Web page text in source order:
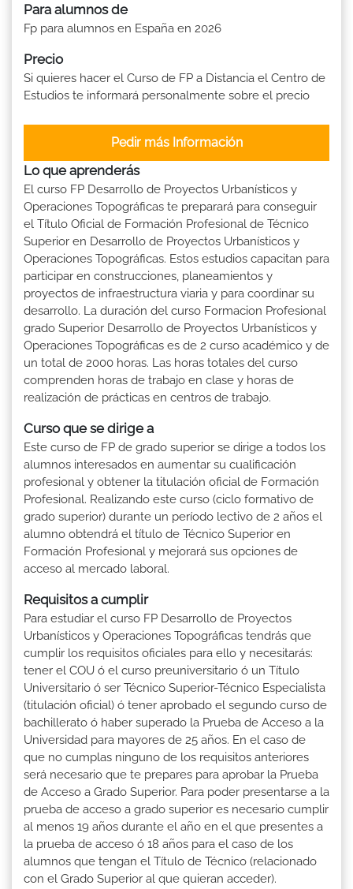
Para alumnos de
Fp para alumnos en España en 2026
Precio
Si quieres hacer el Curso de FP a Distancia el Centro de
Estudios te informará personalmente sobre el precio
Pedir más Información
Lo que aprenderás
El curso FP Desarrollo de Proyectos Urbanísticos y
Operaciones Topográficas te preparará para conseguir
el Título Oficial de Formación Profesional de Técnico
Superior en Desarrollo de Proyectos Urbanísticos y
Operaciones Topográficas. Estos estudios capacitan para
participar en construcciones, planeamientos y
proyectos de infraestructura viaria y para coordinar su
desarrollo. La duración del curso Formacion Profesional
grado Superior Desarrollo de Proyectos Urbanísticos y
Operaciones Topográficas es de 2 curso académico y de
un total de 2000 horas. Las horas totales del curso
comprenden horas de trabajo en clase y horas de
realización de prácticas en centros de trabajo.
Curso que se dirige a
Este curso de FP de grado superior se dirige a todos los
alumnos interesados en aumentar su cualificación
profesional y obtener la titulación oficial de Formación
Profesional. Realizando este curso (ciclo formativo de
grado superior) durante un período lectivo de 2 años el
alumno obtendrá el título de Técnico Superior en
Formación Profesional y mejorará sus opciones de
acceso al mercado laboral.
Requisitos a cumplir
Para estudiar el curso FP Desarrollo de Proyectos
Urbanísticos y Operaciones Topográficas tendrás que
cumplir los requisitos oficiales para ello y necesitarás:
tener el COU ó el curso preuniversitario ó un Título
Universitario ó ser Técnico Superior-Técnico Especialista
(titulación oficial) ó tener aprobado el segundo curso de
bachillerato ó haber superado la Prueba de Acceso a la
Universidad para mayores de 25 años. En el caso de
que no cumplas ninguno de los requisitos anteriores
será necesario que te prepares para aprobar la Prueba
de Acceso a Grado Superior. Para poder presentarse a la
prueba de acceso a grado superior es necesario cumplir
al menos 19 años durante el año en el que presentes a
la prueba de acceso ó 18 años para el caso de los
alumnos que tengan el Título de Técnico (relacionado
con el Grado Superior al que quieran acceder).